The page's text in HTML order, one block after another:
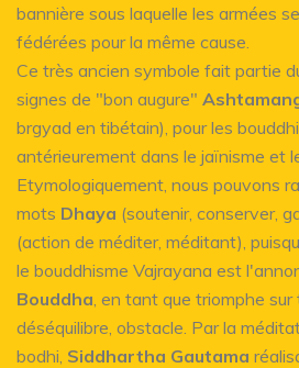
bannière sous laquelle les armées
fédérées pour la même cause.
Ce très ancien symbole fait partie
signes de "bon augure"
brgyad en tibétain), pour les
antérieurement dans le jaïnisme et
Etymologiquement, nous pouvons
mots Dhaya (soutenir, conserver,
(action de méditer, méditant),
le bouddhisme Vajrayana est
Bouddha , en tant que triomphe sur
déséquilibre, obstacle. Par la
bodhi, Siddhartha Gautama